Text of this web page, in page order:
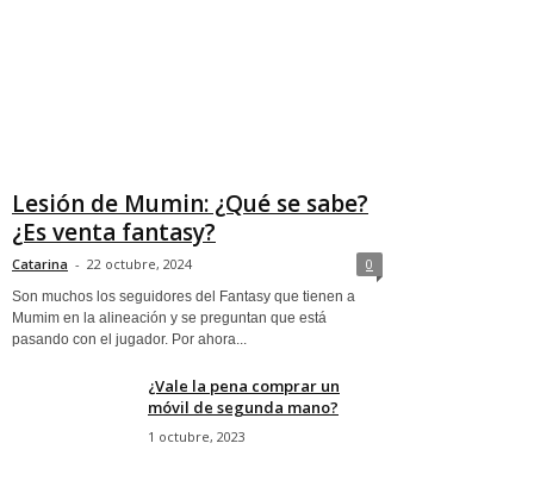
Lesión de Mumin: ¿Qué se sabe?
¿Es venta fantasy?
Catarina - 22 octubre, 2024 0
Son muchos los seguidores del Fantasy que tienen a
Mumim en la alineación y se preguntan que está
pasando con el jugador. Por ahora...
¿Vale la pena comprar un
móvil de segunda mano?
1 octubre, 2023